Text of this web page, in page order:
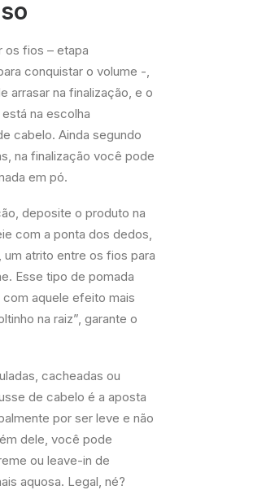
os fios – etapa
conquistar o volume -,
arrasar na finalização, e o
na escolha
cabelo. Ainda segundo
na finalização você pode
em pó.
deposite o produto na
com a ponta dos dedos,
um atrito entre os fios para
Esse tipo de pomada
aquele efeito mais
na raiz”, garante o
cacheadas ou
de cabelo é a aposta
por ser leve e não
dele, você pode
ou leave-in de
aquosa. Legal, né?